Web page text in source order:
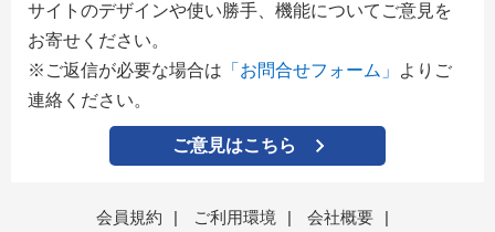
サイトのデザインや使い勝手、機能についてご意見を
お寄せください。
※ご返信が必要な場合は 「お問合せフォーム」
よりご
連絡ください。
ご意見はこちら
会員規約 | ご利用環境 | 会社概要 |